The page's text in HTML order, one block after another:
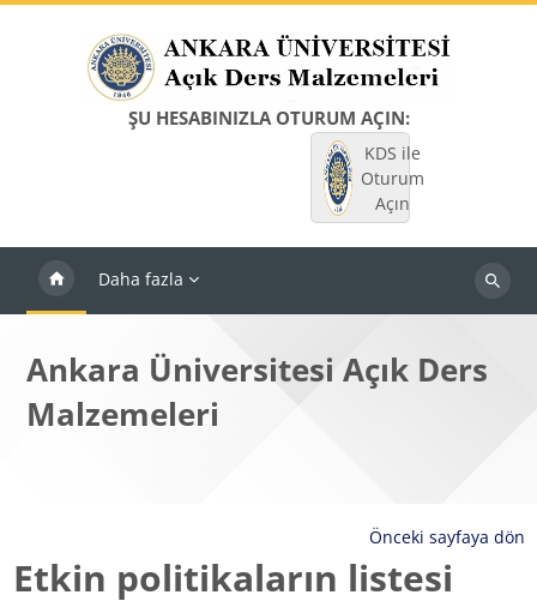
ŞU HESABINIZLA OTURUM AÇIN:
KDS ile
Oturum
Açın
Daha fazla
Dersleri
Ankara Üniversitesi Açık Ders
Malzemeleri
Önceki sayfaya dön
Etkin politikaların listesi